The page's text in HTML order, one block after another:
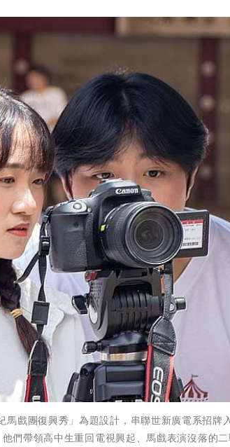
戲團復興秀」為題設計，串聯世新廣電系招牌
們帶領高中生重回電視興起、馬戲表演沒落的